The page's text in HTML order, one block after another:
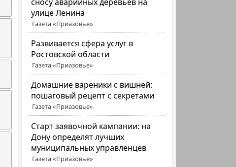
улице Ленина
Газета «Приазовье»
Развивается сфера услуг в
Ростовской области
Газета «Приазовье»
Домашние вареники с вишней:
пошаговый рецепт с секретами
Газета «Приазовье»
Старт заявочной кампании: на
Дону определят лучших
муниципальных управленцев
Газета «Приазовье»